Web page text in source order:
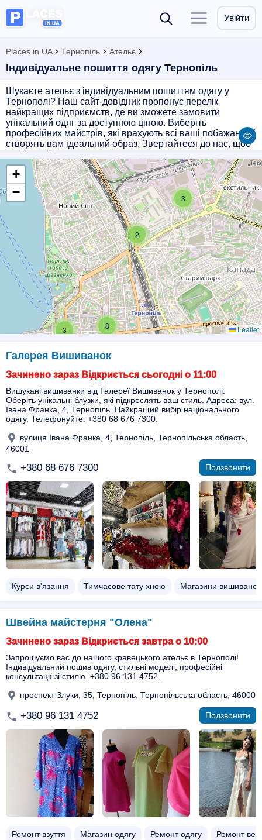
Увійти
Places in UA Тернопіль Ательє
Індивідуальне пошиття одягу Тернопіль
Шукаєте ательє з індивідуальним пошиттям одягу у
Тернополі? Наш сайт-довідник пропонує перелік
найкращих підприємств, де ви зможете замовити
унікальний одяг за доступною ціною. Виберіть
професійних майстрів, які врахують всі ваші побажання і
створять вам ідеальний образ. Звертайтеся до нас, щоб
одягу у Тернополі!
3 8
2
3
+
−
Leaflet
Галерея Вишиванок
Зачинено зараз Відкриється сьогодні о 11:00
Вишукані вишиванки від Галереї Вишиванок у Тернополі.
Оберіть унікальні блузки, які підкреслять ваш стиль. Адреса: вул.
Івана Франка, 4, Тернопіль. Найкращий вибір національного
одягу. Телефонуйте: +380 68 676 7300.
вулиця Івана Франка, 4, Тернопіль, Тернопільська область,
46001
+380 68 676 7300 Подзвонити
Курси в'язання Тимчасове тату хною Магазини вишиванок
Швейна майстерня "Олена"
Зачинено зараз Відкриється завтра о 10:00
Запрошуємо вас до нашого кравецького ательє в Тернополі!
Індивідуальний пошив одягу, стильні моделі, професійні
консультації зі стилю. +380 96 131 4752.
проспект Злуки, 35, Тернопіль, Тернопільська область, 46000
+380 96 131 4752 Подзвонити
Ремонт взуття Магазин одягу Ремонт одягу Ремонт